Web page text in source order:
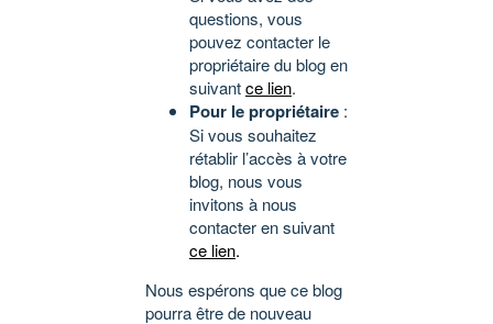
questions, vous
pouvez contacter le
propriétaire du blog en
suivantce lien.
Pour le propriétaire :
Si vous souhaitez
rétablir l’accès à votre
blog, nous vous
invitons à nous
contacter en suivant
ce lien.
Nous espérons que ce blog
pourra être de nouveau